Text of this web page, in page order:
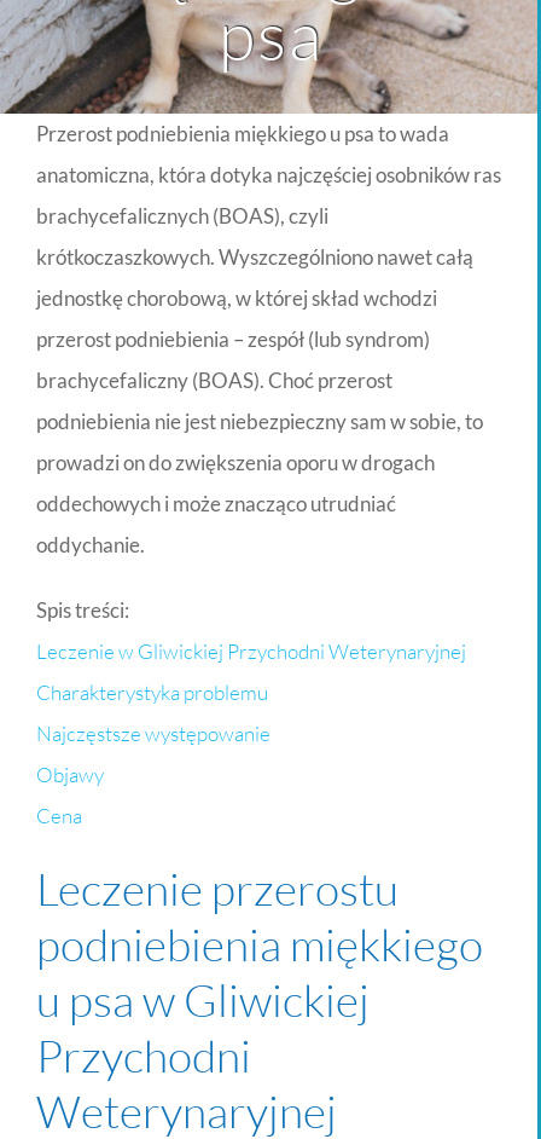
psa
Przerost podniebienia miękkiego u psa to wada
anatomiczna, która dotyka najczęściej osobników ras
brachycefalicznych (BOAS), czyli
krótkoczaszkowych. Wyszczególniono nawet całą
jednostkę chorobową, w której skład wchodzi
przerost podniebienia – zespół (lub syndrom)
brachycefaliczny (BOAS). Choć przerost
podniebienia nie jest niebezpieczny sam w sobie, to
prowadzi on do zwiększenia oporu w drogach
oddechowych i może znacząco utrudniać
oddychanie.
Spis treści:
Leczenie w Gliwickiej Przychodni Weterynaryjnej
Charakterystyka problemu
Najczęstsze występowanie
Objawy
Cena
Leczenie przerostu
podniebienia miękkiego
u psa w Gliwickiej
Przychodni
Weterynaryjnej